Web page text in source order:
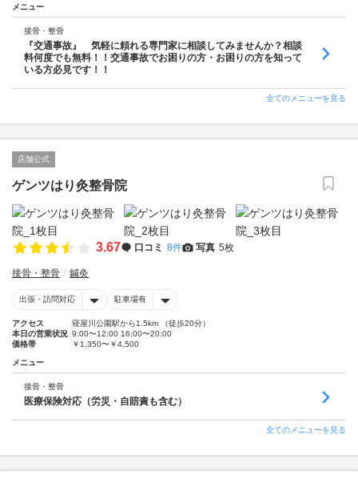
メニュー
接骨・整骨
『交通事故』 気軽に頼れる専門家に相談してみませんか？相談
料何度でも無料！！交通事故でお困りの方・お困りの方を知って
いる方必見です！！
全てのメニューを見る
店舗公式
ゲンツはり灸整骨院
3.67 口コミ 8件 写真 5枚
接骨・整骨 鍼灸
出張・訪問対応 駐車場有
アクセス
寝屋川公園駅から1.5km （徒歩20分）
本日の営業状況 9:00〜12:00 16:00〜20:00
価格帯
￥1,350〜￥4,500
メニュー
接骨・整骨
医療保険対応（労災・自賠責も含む）
全てのメニューを見る